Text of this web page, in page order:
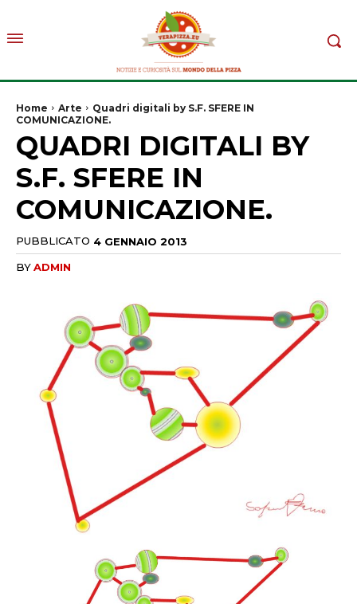
Home Arte
Quadri digitali by S.F. SFERE IN
COMUNICAZIONE.
QUADRI DIGITALI BY
S.F. SFERE IN
COMUNICAZIONE.
PUBBLICATO 4 GENNAIO 2013
BYADMIN